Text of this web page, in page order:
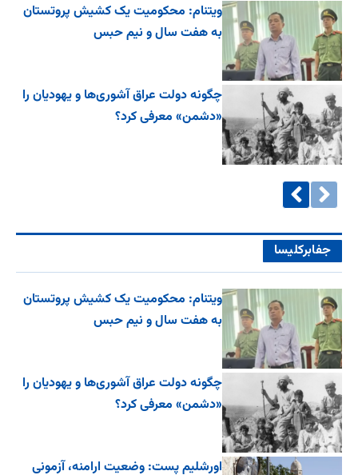
ویتنام: محکومیت یک کشیش پروتستان
به هفت سال و نیم حبس
چگونه دولت عراق آشوری‌ها و یهودیان را
«دشمن» معرفی کرد؟
جفا‌بر‌کلیسا
ویتنام: محکومیت یک کشیش پروتستان
به هفت سال و نیم حبس
چگونه دولت عراق آشوری‌ها و یهودیان را
«دشمن» معرفی کرد؟
اورشلیم پست: وضعیت ارامنه، آزمونی